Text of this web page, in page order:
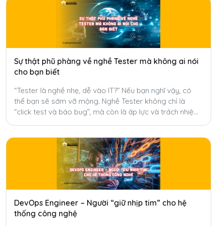
Sự thật phũ phàng về nghề Tester mà không ai nói
cho bạn biết
“Tester là nghề nhẹ, dễ vào IT?” Nếu bạn nghĩ vậy, có
thể bạn sẽ sớm vỡ mộng. Nghề Tester không chỉ là
“click test và báo bug”, mà còn là áp lực và trách nhiệm
DevOps Engineer – Người “giữ nhịp tim” cho hệ
thống công nghệ